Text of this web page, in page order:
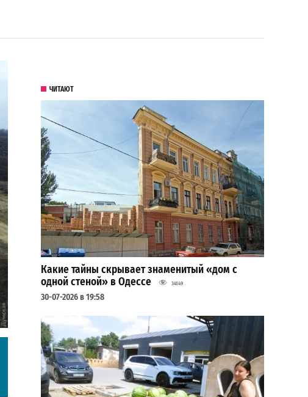
ЧИТАЮТ
Какие тайны скрывает знаменитый «дом с
одной стеной» в Одессе
34149
30-07-2026 в 19:58